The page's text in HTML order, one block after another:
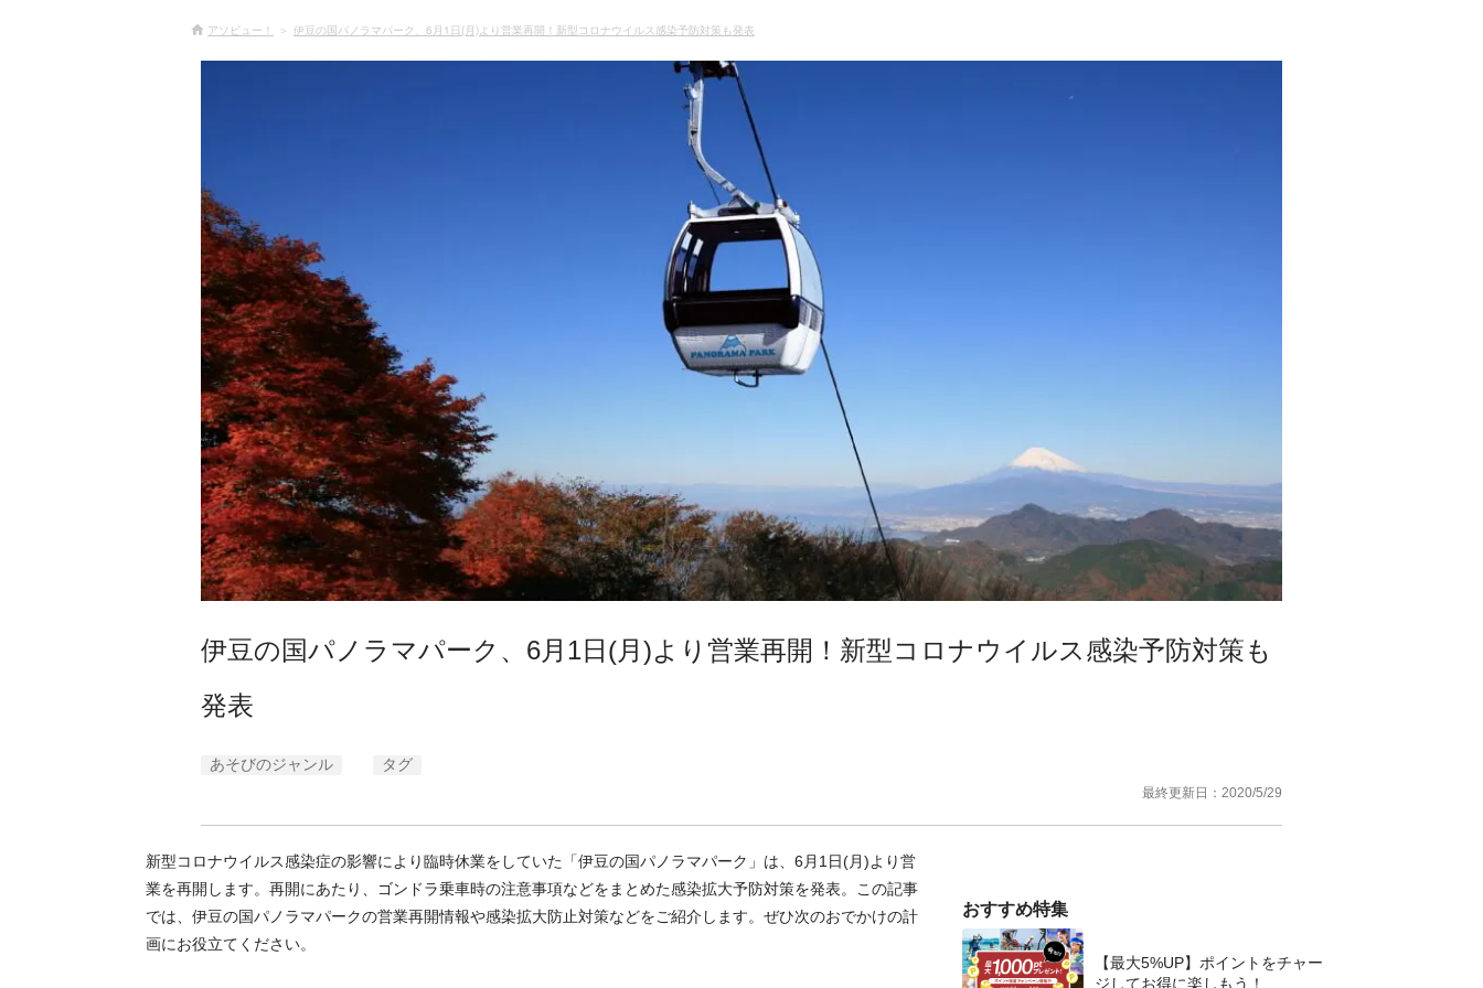
アソビュー！ 伊豆の国パノラマパーク、6月1日(月)より営業再開！新型コロナウイルス感染予防対策も発表
伊豆の国パノラマパーク、6月1日(月)より営業再開！新型コロナウイルス感染予防対策も
発表
あそびのジャンル タグ
最終更新日： 2020/5/29
新型コロナウイルス感染症の影響により臨時休業をしていた「伊豆の国パノラマパーク」は、6月1日(月)より営
業を再開します。再開にあたり、ゴンドラ乗車時の注意事項などをまとめた感染拡大予防対策を発表。この記事
では、伊豆の国パノラマパークの営業再開情報や感染拡大防止対策などをご紹介します。ぜひ次のおでかけの計
画にお役立てください。
おすすめ特集
【最大5%UP】ポイントをチャー
ジしてお得に楽しもう！